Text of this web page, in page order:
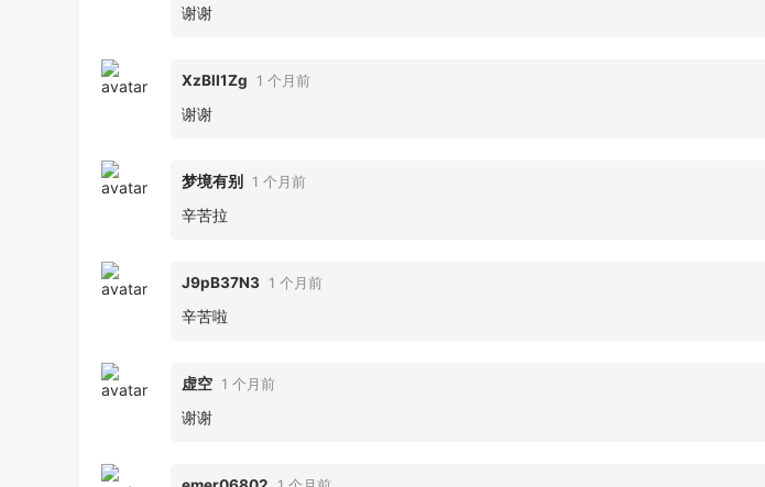
谢谢
XzBlI1Zg 1 个月前
谢谢
梦境有别 1 个月前
辛苦拉
J9pB37N3 1 个月前
辛苦啦
虚空 1 个月前
谢谢